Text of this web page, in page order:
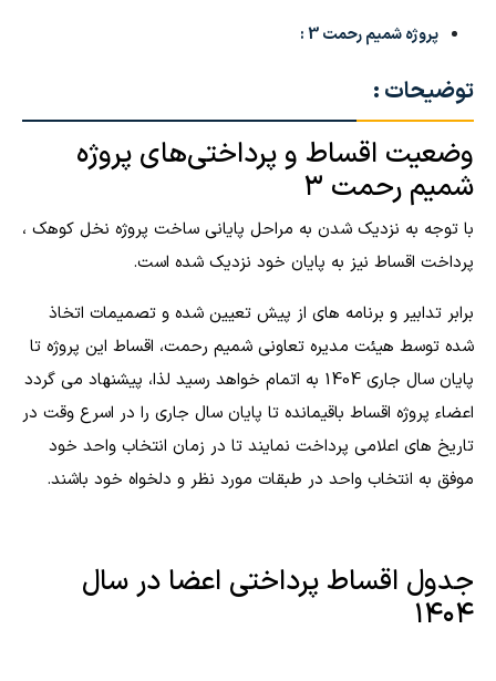
پروژه شمیم رحمت 3 :
توضیحات :
وضعیت اقساط و پرداختی‌های پروژه
شمیم رحمت ۳
با توجه به نزدیک شدن به مراحل پایانی ساخت پروژه نخل کوهک ،
پرداخت اقساط نیز به پایان خود نزدیک شده است.
برابر تدابیر و برنامه های از پیش تعیین شده و تصمیمات اتخاذ
شده توسط هیئت مدیره تعاونی شمیم رحمت، اقساط این پروژه تا
پایان سال جاری 1404 به اتمام خواهد رسید لذا، پیشنهاد می گردد
اعضاء پروژه اقساط باقیمانده تا پایان سال جاری را در اسرع وقت در
تاریخ های اعلامی پرداخت نمایند تا در زمان انتخاب واحد خود
موفق به انتخاب واحد در طبقات مورد نظر و دلخواه خود باشند.
جدول اقساط پرداختی اعضا در سال
۱۴۰۴